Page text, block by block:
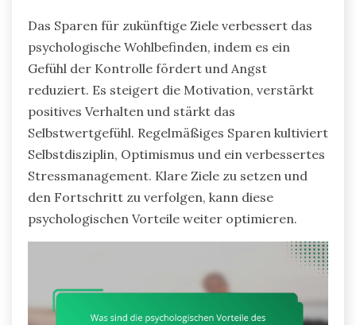
Das Sparen für zukünftige Ziele verbessert das
psychologische Wohlbefinden, indem es ein
Gefühl der Kontrolle fördert und Angst
reduziert. Es steigert die Motivation, verstärkt
positives Verhalten und stärkt das
Selbstwertgefühl. Regelmäßiges Sparen kultiviert
Selbstdisziplin, Optimismus und ein verbessertes
Stressmanagement. Klare Ziele zu setzen und
den Fortschritt zu verfolgen, kann diese
psychologischen Vorteile weiter optimieren.